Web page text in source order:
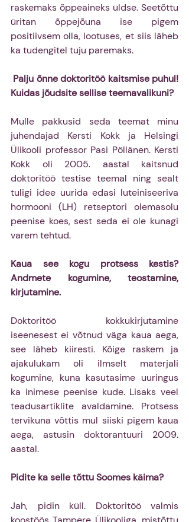
raskemaks õppeaineks üldse. Seetõttu
üritan õppejõuna ise pigem
positiivsem olla, lootuses, et siis läheb
ka tudengitel tuju paremaks.
Palju õnne doktoritöö kaitsmise puhul!
Kuidas jõudsite sellise teemavalikuni?
Mulle pakkusid seda teemat minu
juhendajad Kersti Kokk ja Helsingi
Ülikooli professor Pasi Pöllänen. Kersti
Kokk oli 2005. aastal kaitsnud
doktoritöö testise teemal ning sealt
tuligi idee uurida edasi luteiniseeriva
hormooni (LH) retseptori olemasolu
peenise koes, sest seda ei ole kunagi
varem tehtud.
Kaua see kogu protsess kestis?
Andmete kogumine, teostamine,
kirjutamine.
Doktoritöö kokkukirjutamine
iseenesest ei võtnud väga kaua aega,
see läheb kiiresti. Kõige raskem ja
ajakulukam oli ilmselt materjali
kogumine, kuna kasutasime uuringus
ka inimese peenise kude. Lisaks veel
teadusartiklite avaldamine. Protsess
tervikuna võttis mul siiski pigem kaua
aega, astusin doktorantuuri 2009.
aastal.
Pidite ka selle tõttu Soomes käima?
Jah, pidin küll. Doktoritöö valmis